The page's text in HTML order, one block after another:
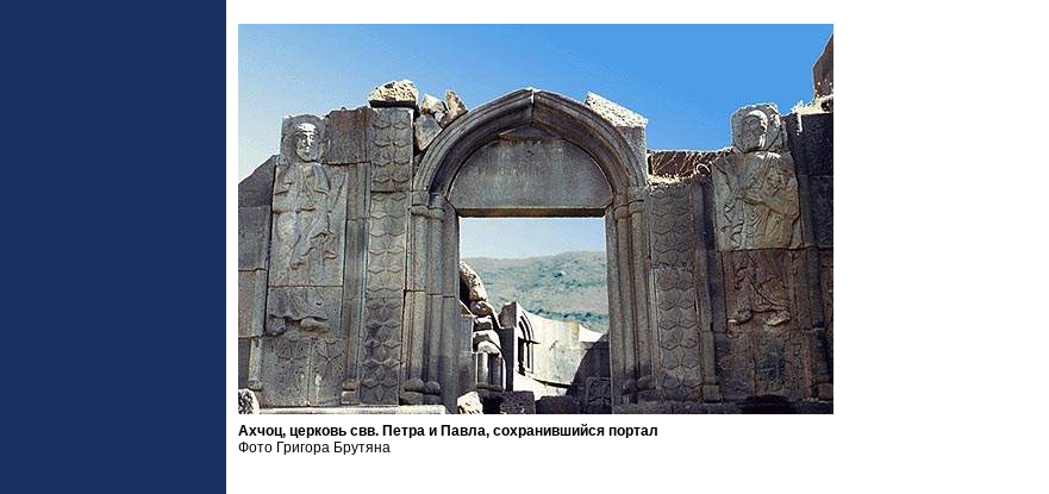
Ахчоц, церковь свв. Петра и Павла, сохранившийся портал
Фото Григора Брутяна